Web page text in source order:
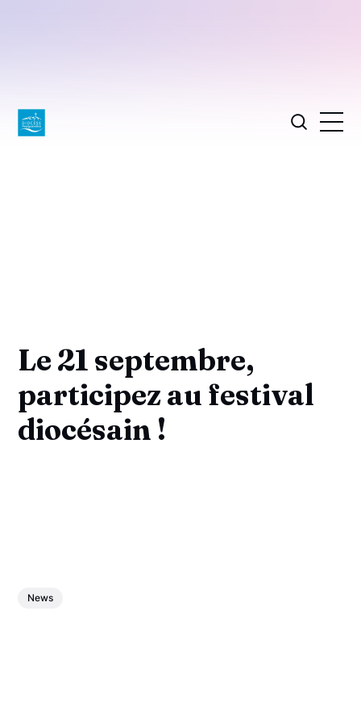
Le 21 septembre,
participez au festival
diocésain !
News